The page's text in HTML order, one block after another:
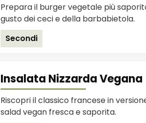
Prepara il burger vegetale più
gusto dei ceci e della barbabietola.
Secondi
Insalata Nizzarda Vegana
Riscopri il classico francese in
salad vegan fresca e saporita.